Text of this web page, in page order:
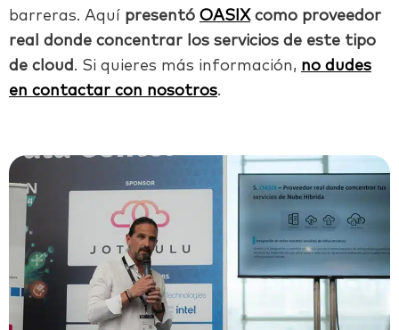
barreras. Aquí presentó OASIX como proveedor
real donde concentrar los servicios de este tipo
de cloud . Si quieres más información, no dudes
en contactar con nosotros.